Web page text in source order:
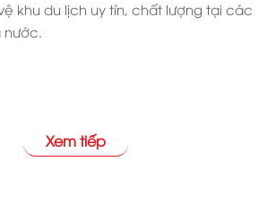
khu du lịch uy tín, chất lượng tại các
nước.
Xem tiếp